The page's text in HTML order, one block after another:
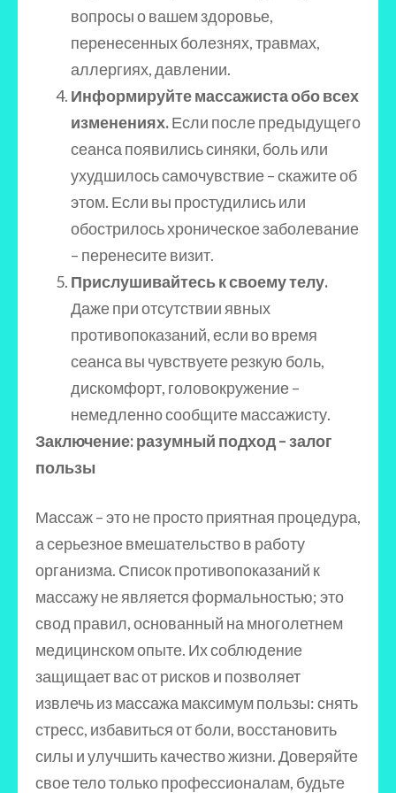
вопросы о вашем здоровье,
перенесенных болезнях, травмах,
аллергиях, давлении.
Информируйте массажиста обо всех
изменениях.Если после предыдущего
сеанса появились синяки, боль или
ухудшилось самочувствие – скажите об
этом. Если вы простудились или
обострилось хроническое заболевание
– перенесите визит.
Прислушивайтесь к своему телу.
Даже при отсутствии явных
противопоказаний, если во время
сеанса вы чувствуете резкую боль,
дискомфорт, головокружение –
немедленно сообщите массажисту.
Заключение: разумный подход – залог
пользы
Массаж – это не просто приятная процедура,
а серьезное вмешательство в работу
организма. Список противопоказаний к
массажу не является формальностью; это
свод правил, основанный на многолетнем
медицинском опыте. Их соблюдение
защищает вас от рисков и позволяет
извлечь из массажа максимум пользы: снять
стресс, избавиться от боли, восстановить
силы и улучшить качество жизни. Доверяйте
свое тело только профессионалам, будьте